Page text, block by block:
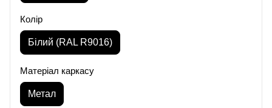
Колір
Білий (RAL R9016)
Матеріал каркасу
Метал